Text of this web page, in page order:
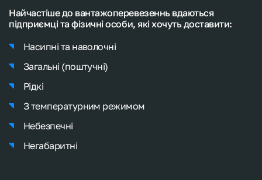
перевезення максимально зручним та ефективним.
Найчастіше до вантажоперевезеннь вдаються
підприємці та фізичні особи, які хочуть доставити:
Насипні та наволочні
Загальні (поштучні)
Рідкі
З температурним режимом
Небезпечні
Негабаритні